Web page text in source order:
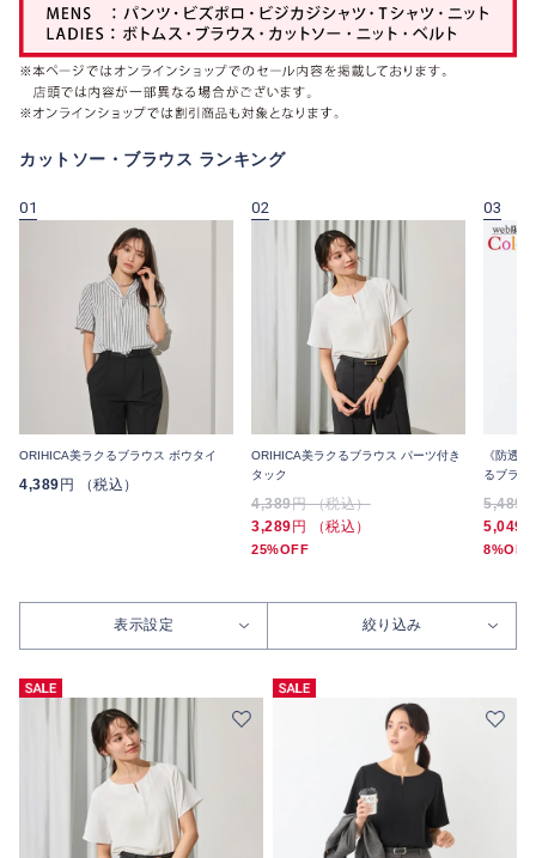
カットソー・ブラウス ランキング
01
ORIHICA美ラクるブラウス ボウタイ
4,389 円 （税込）
02
ORIHICA美ラクるブラウス パーツ付き
タック
4,389円 （税込）
3,289 円 （税込）
25%OFF
03
《防透
るブラウ
5,489
5,049
8%OFF
表示設定 絞り込み